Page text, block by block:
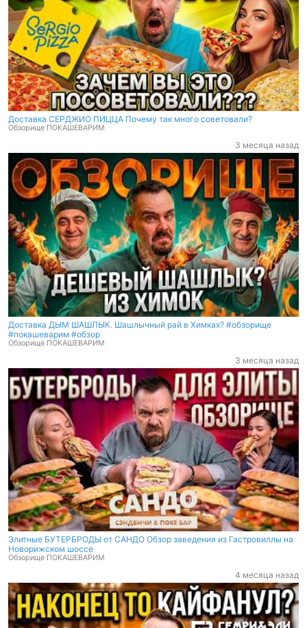
Доставка СЕРДЖИО ПИЦЦА Почему так много советовали?
Обзорище ПОКАШЕВАРИМ
3 месяца назад
Доставка ДЫМ ШАШЛЫК. Шашлычный рай в Химках? #обзорище
#покашеварим #обзор
Обзорище ПОКАШЕВАРИМ
3 месяца назад
Элитные БУТЕРБРОДЫ от САНДО Обзор заведения из Гастровиллы на
Новорижском шоссе
Обзорище ПОКАШЕВАРИМ
Доставка СЕРДЖИО ПИЦЦА Почему так много советовали?
Обзорище ПОКАШЕВАРИМ
3 месяца назад
Доставка ДЫМ ШАШЛЫК. Шашлычный рай в Химках? #обзорище
#покашеварим #обзор
Обзорище ПОКАШЕВАРИМ
3 месяца назад
Элитные БУТЕРБРОДЫ от САНДО Обзор заведения из Гастровиллы на
Новорижском шоссе
Обзорище ПОКАШЕВАРИМ
4 месяца назад